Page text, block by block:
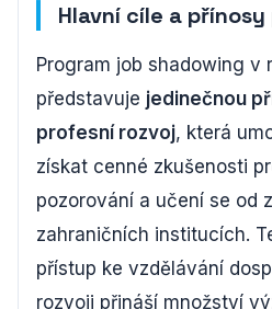
Hlavní cíle a
Program job shadowing v
představuje jedinečnou
profesní rozvoj, která
získat cenné zkušenosti
pozorování a učení se od
zahraničních institucích.
přístup ke vzdělávání
rozvoji přináší množství